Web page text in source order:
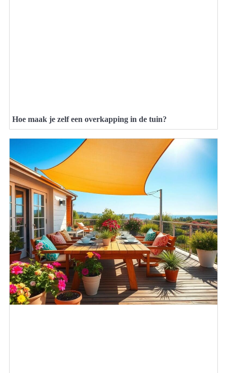
Hoe maak je zelf een overkapping in de tuin?